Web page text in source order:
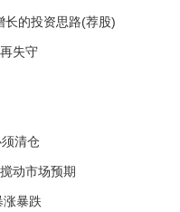
长的投资思路(荐股)
失守
清仓
动市场预期
暴跌